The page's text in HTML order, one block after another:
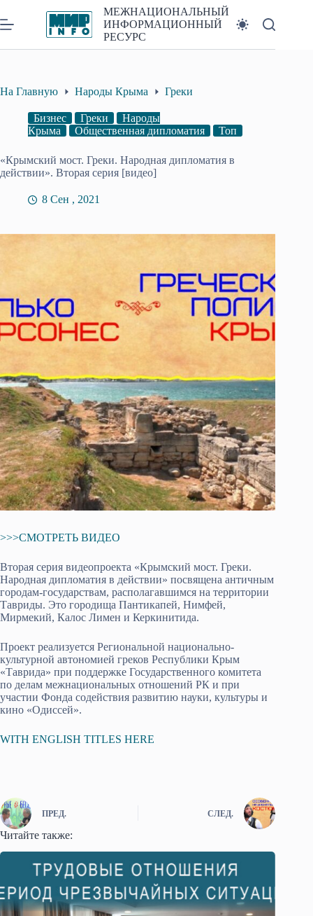
к
сути
МЕЖНАЦИОНАЛЬНЫЙ
ИНФОРМАЦИОННЫЙ
РЕСУРС
На Главную Народы Крыма Греки
Бизнес Греки
Народы
Крыма
Общественная дипломатия Топ
«Крымский мост. Греки. Народная дипломатия в
действии». Вторая серия [видео]
8 Сен , 2021
>>>СМОТРЕТЬ ВИДЕО
Вторая серия видеопроекта «Крымский мост. Греки.
Народная дипломатия в действии» посвящена античным
городам-государствам, располагавшимся на территории
Тавриды. Это городища Пантикапей, Нимфей,
Мирмекий, Калос Лимен и Керкинитида.
Проект реализуется Региональной национально-
культурной автономией греков Республики Крым
«Таврида» при поддержке Государственного комитета
по делам межнациональных отношений РК и при
участии Фонда содействия развитию науки, культуры и
кино «Одиссей».
WITH ENGLISH TITLES HERE
ПРЕД. СЛЕД.
Читайте также: